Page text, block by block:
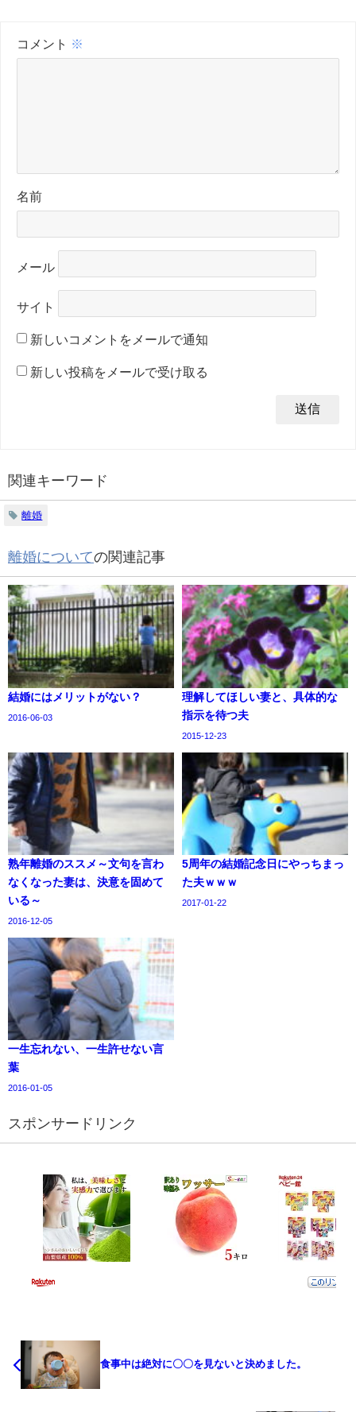
コメント ※
名前
メール
サイト
新しいコメントをメールで通知
新しい投稿をメールで受け取る
関連キーワード
離婚
離婚についての関連記事
結婚にはメリットがない？
2016-06-03
理解してほしい妻と、具体的な
指示を待つ夫
2015-12-23
熟年離婚のススメ～文句を言わ
なくなった妻は、決意を固めて
いる～
2016-12-05
5周年の結婚記念日にやっちまっ
た夫ｗｗｗ
2017-01-22
一生忘れない、一生許せない言
葉
2016-01-05
スポンサードリンク
食事中は絶対に〇〇を見ないと決めました。